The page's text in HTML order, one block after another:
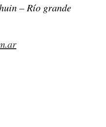
– Río grande